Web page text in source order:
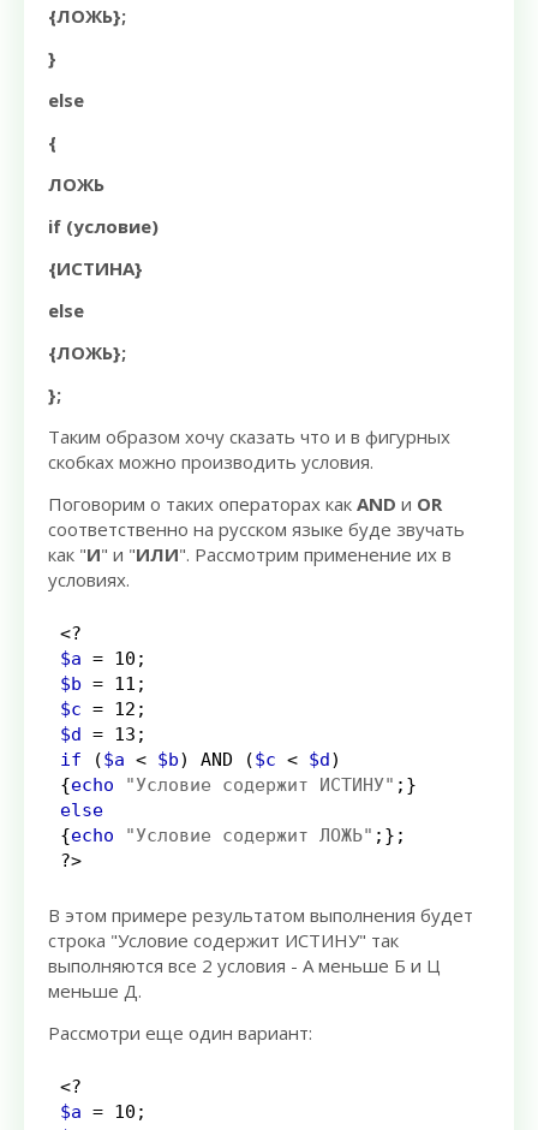
{ЛОЖЬ};
}
else
{
ЛОЖЬ
if (условие)
{ИСТИНА}
else
{ЛОЖЬ};
};
Таким образом хочу сказать что и в фигурных
скобках можно производить условия.
Поговорим о таких операторах как AND и OR
соответственно на русском языке буде звучать
как "И" и "ИЛИ". Рассмотрим применение их в
условиях.
<?
$a = 10 ;
$b = 11 ;
$c = 12 ;
$d
= 13 ;
if
($a < $b) AND ($c < $d )
{echo "Условие содержит ИСТИНУ" ; }
else
{echo "Условие содержит ЛОЖЬ" ; } ;
?>
В этом примере результатом выполнения будет
строка "Условие содержит ИСТИНУ" так
выполняются все 2 условия - А меньше Б и Ц
меньше Д.
Рассмотри еще один вариант:
<?
$a = 10 ;